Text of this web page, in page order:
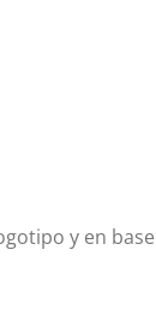
y en